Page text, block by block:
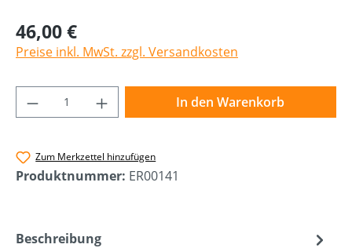
46,00 €
Preise inkl. MwSt. zzgl. Versandkosten
Produkt Anzahl: Gib den gewünschten
In den Warenkorb
Zum Merkzettel hinzufügen
Produktnummer: ER00141
Beschreibung